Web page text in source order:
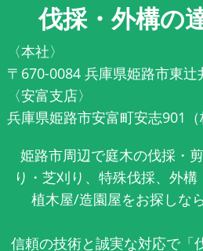
伐採・外構の
〈本社〉
〒670-0084 兵庫県姫路市東辻
〈安富支店〉
兵庫県姫路市安富町安志901（
姫路市周辺で庭木の伐採・
り・芝刈り、特殊伐採、外
植木屋/造園屋をお探しな
信頼の技術と誠実な対応で「